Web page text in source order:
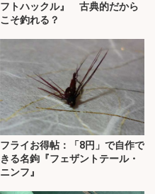
フトハックル』 古典的だから
こそ釣れる？
フライお得帖：「8円」で自作で
きる名鉤『フェザントテール・
ニンフ』